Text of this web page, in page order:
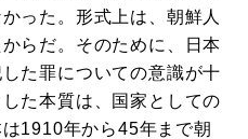
った。形式上は、朝鮮人
らだ。そのために、日本
た罪についての意識が十
た本質は、国家としての
1910年から45年まで朝